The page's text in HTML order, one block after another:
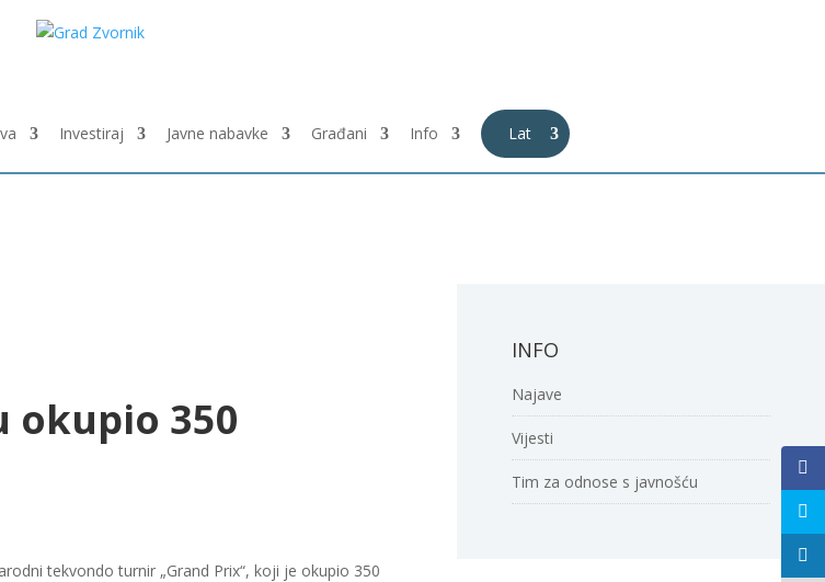
Investiraj Javne nabavke Građani Info Lat
okupio 350
tekvondo turnir „Grand Prix“, koji je okupio 350
INFO
Najave
Vijesti
Tim za odnose s javnošću